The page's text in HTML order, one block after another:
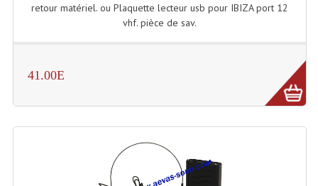
Panneaux, Piste Danse À Leds
Projecteur Led Sur Batterie
Projecteurs À Leds D'extérieurs
retour matériel. ou Plaquette lecteur usb pour IBIZA port 12
vhf. pièce de sav.
41.00E